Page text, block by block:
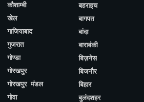
कौशाम्बी
खेल
गाजियाबाद
गुजरात
गोण्डा
गोरखपुर
गोरखपुर मंडल
गोवा
बहराइच
बागपत
बांदा
बाराबंकी
बिज़नेस
बिजनौर
बिहार
बुलंदशहर